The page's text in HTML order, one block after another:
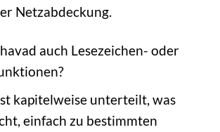
Netzabdeckung.
auch Lesezeichen- oder
kapitelweise unterteilt, was
einfach zu bestimmten